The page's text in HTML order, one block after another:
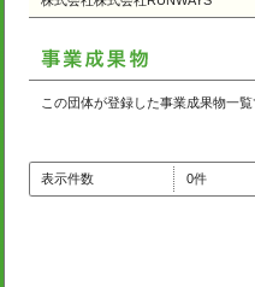
この団体が登録した事業成果物一
表示件数 0件